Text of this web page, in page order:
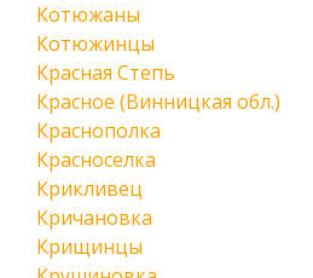
Котюжаны
Котюжинцы
Красная Степь
Красное (Винницкая обл.)
Краснополка
Красноселка
Крикливец
Кричановка
Крищинцы